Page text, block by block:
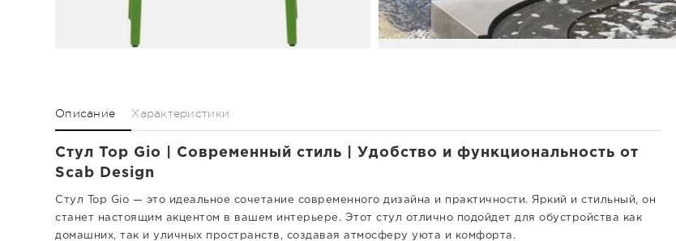
Описание Характеристики
Стул Top Gio | Современный стиль | Удобство и функциональность от
Scab Design
Стул Top Gio — это идеальное сочетание современного дизайна и практичности. Яркий и стильный, он
станет настоящим акцентом в вашем интерьере. Этот стул отлично подойдет для обустройства как
домашних, так и уличных пространств, создавая атмосферу уюта и комфорта.